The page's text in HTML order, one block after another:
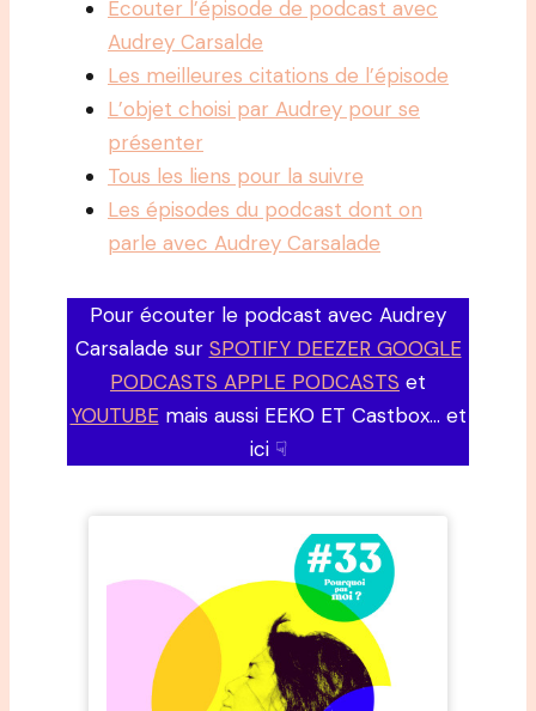
Ecouter l’épisode de podcast avec
Audrey Carsalde
Les meilleures citations de l’épisode
L’objet choisi par Audrey pour se
présenter
Tous les liens pour la suivre
Les épisodes du podcast dont on
parle avec Audrey Carsalade
Pour écouter le podcast avec Audrey
Carsalade sur SPOTIFY DEEZER GOOGLE
PODCASTS APPLE PODCASTS et
YOUTUBE mais aussi EEKO ET Castbox… et
ici ☟